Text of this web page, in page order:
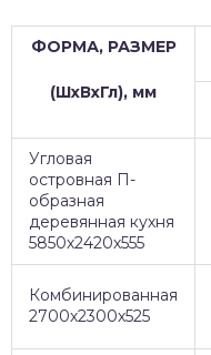
ФОРМА, РАЗМЕР
(ШхВхГл), мм
Угловая
островная П-
образная
деревянная кухня
5850х2420х555
Комбинированная
2700х2300х525